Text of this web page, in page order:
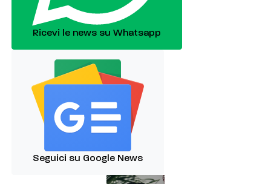
Ricevi le news su Whatsapp
Seguici su Google News